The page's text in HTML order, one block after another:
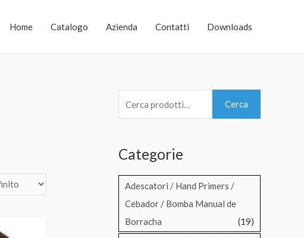
Home Catalogo Azienda Contatti Downloads
e
c
Cerca
Categorie
Adescatori / Hand Primers /
Cebador / Bomba Manual de
Borracha
(19)